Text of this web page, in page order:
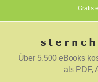
Gratis
Über 5.500 eBooks
als PDF,